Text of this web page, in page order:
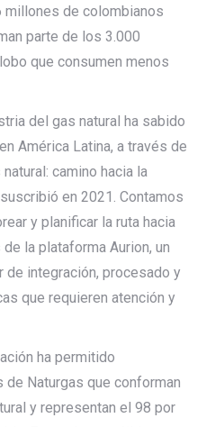
millones de colombianos
parte de los 3.000
que consumen menos
del gas natural ha sabido
América Latina, a través de
camino hacia la
en 2021. Contamos
y planificar la ruta hacia
la plataforma Aurion, un
integración, procesado y
que requieren atención y
ha permitido
Naturgas que conforman
y representan el 98 por